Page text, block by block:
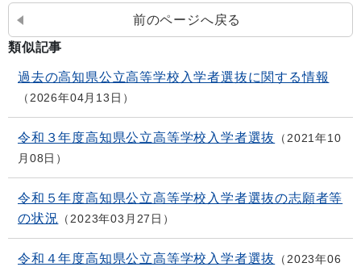
前のページへ戻る
類似記事
過去の高知県公立高等学校入学者選抜に関する情報
2026年04月13日
令和３年度高知県公立高等学校入学者選抜
2021年10
月08日
令和５年度高知県公立高等学校入学者選抜の志願者等
の状況
2023年03月27日
令和４年度高知県公立高等学校入学者選抜
2023年06